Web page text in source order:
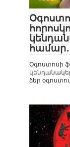
Օգոստոսի
ձեր